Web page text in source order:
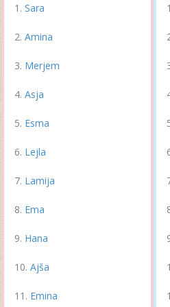
Sara
Amina
Merjem
Asja
Esma
Lejla
Lamija
Ema
Hana
Ajša
Emina